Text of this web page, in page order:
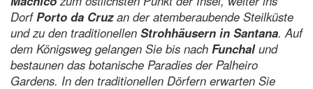
DorfPorto da Cruzan der atemberaubende Steilküste
und zu den traditionellen Strohhäusern in Santana. Auf
dem Königsweg gelangen Sie bis nach Funchalund
bestaunen das botanische Paradies der Palheiro
Gardens. In den traditionellen Dörfern erwarten Sie